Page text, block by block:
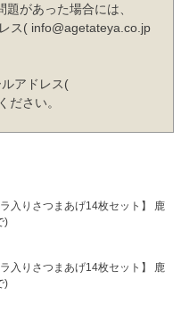
があった場合には、
ス( info@agetateya.co.jp
アドレス(
ださい。
入りさつまあげ14枚セット】 鹿
)
入りさつまあげ14枚セット】 鹿
)